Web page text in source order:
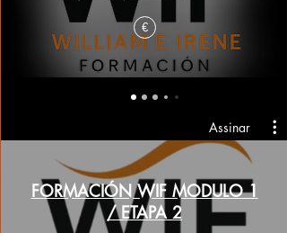
€
Assinar
FORMACIÓN WIF MODULO 1
/ ETAPA 2